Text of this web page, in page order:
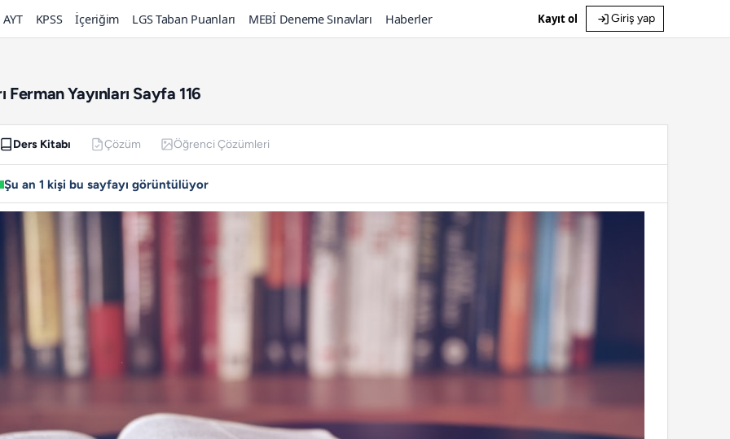
AYT KPSS İçeriğim LGS Taban Puanları MEBİ Deneme Sınavları Haberler Kayıt ol Giriş yap
Yayınları Sayfa 116
Ders Kitabı Çözüm Öğrenci Çözümleri
Şu an 1 kişi bu sayfayı görüntülüyor